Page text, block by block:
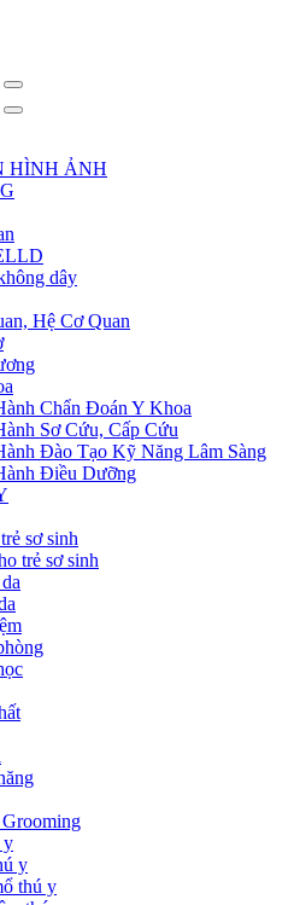
HÌNH ẢNH
dây
Hệ Cơ Quan
Chẩn Đoán Y Khoa
Sơ Cứu, Cấp Cứu
Đào Tạo Kỹ Năng Lâm Sàng
Điều Dưỡng
sơ sinh
trẻ sơ sinh
y
y
thú y